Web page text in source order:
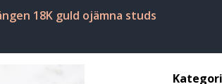
18K guld ojämna studs